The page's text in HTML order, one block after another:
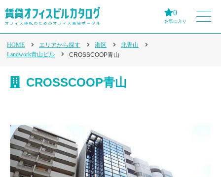
0
お気に入り
HOME エリアから探す 港区
北青山
Landwork青山ビル
CROSSCOOP青山
CROSSCOOP青山